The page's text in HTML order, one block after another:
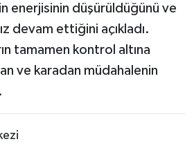
enerjisinin düşürüldüğünü ve
devam ettiğini açıkladı.
tamamen kontrol altına
ve karadan müdahalenin